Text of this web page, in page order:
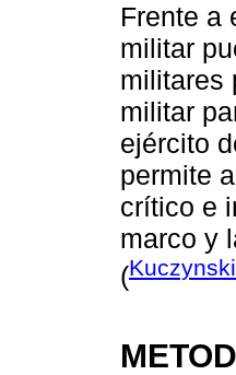
Frente a
militar
militares
militar
ejército
permite
crítico e
marco y
(